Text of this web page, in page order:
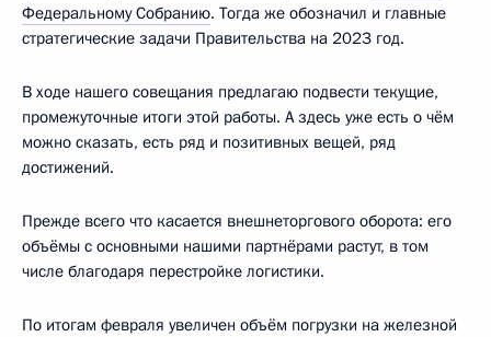
Федеральному Собранию. Тогда же обозначил и главные
стратегические задачи Правительства на 2023 год.
В ходе нашего совещания предлагаю подвести текущие,
промежуточные итоги этой работы. А здесь уже есть о чём
можно сказать, есть ряд и позитивных вещей, ряд
достижений.
Прежде всего что касается внешнеторгового оборота: его
объёмы с основными нашими партнёрами растут, в том
числе благодаря перестройке логистики.
По итогам февраля увеличен объём погрузки на железной